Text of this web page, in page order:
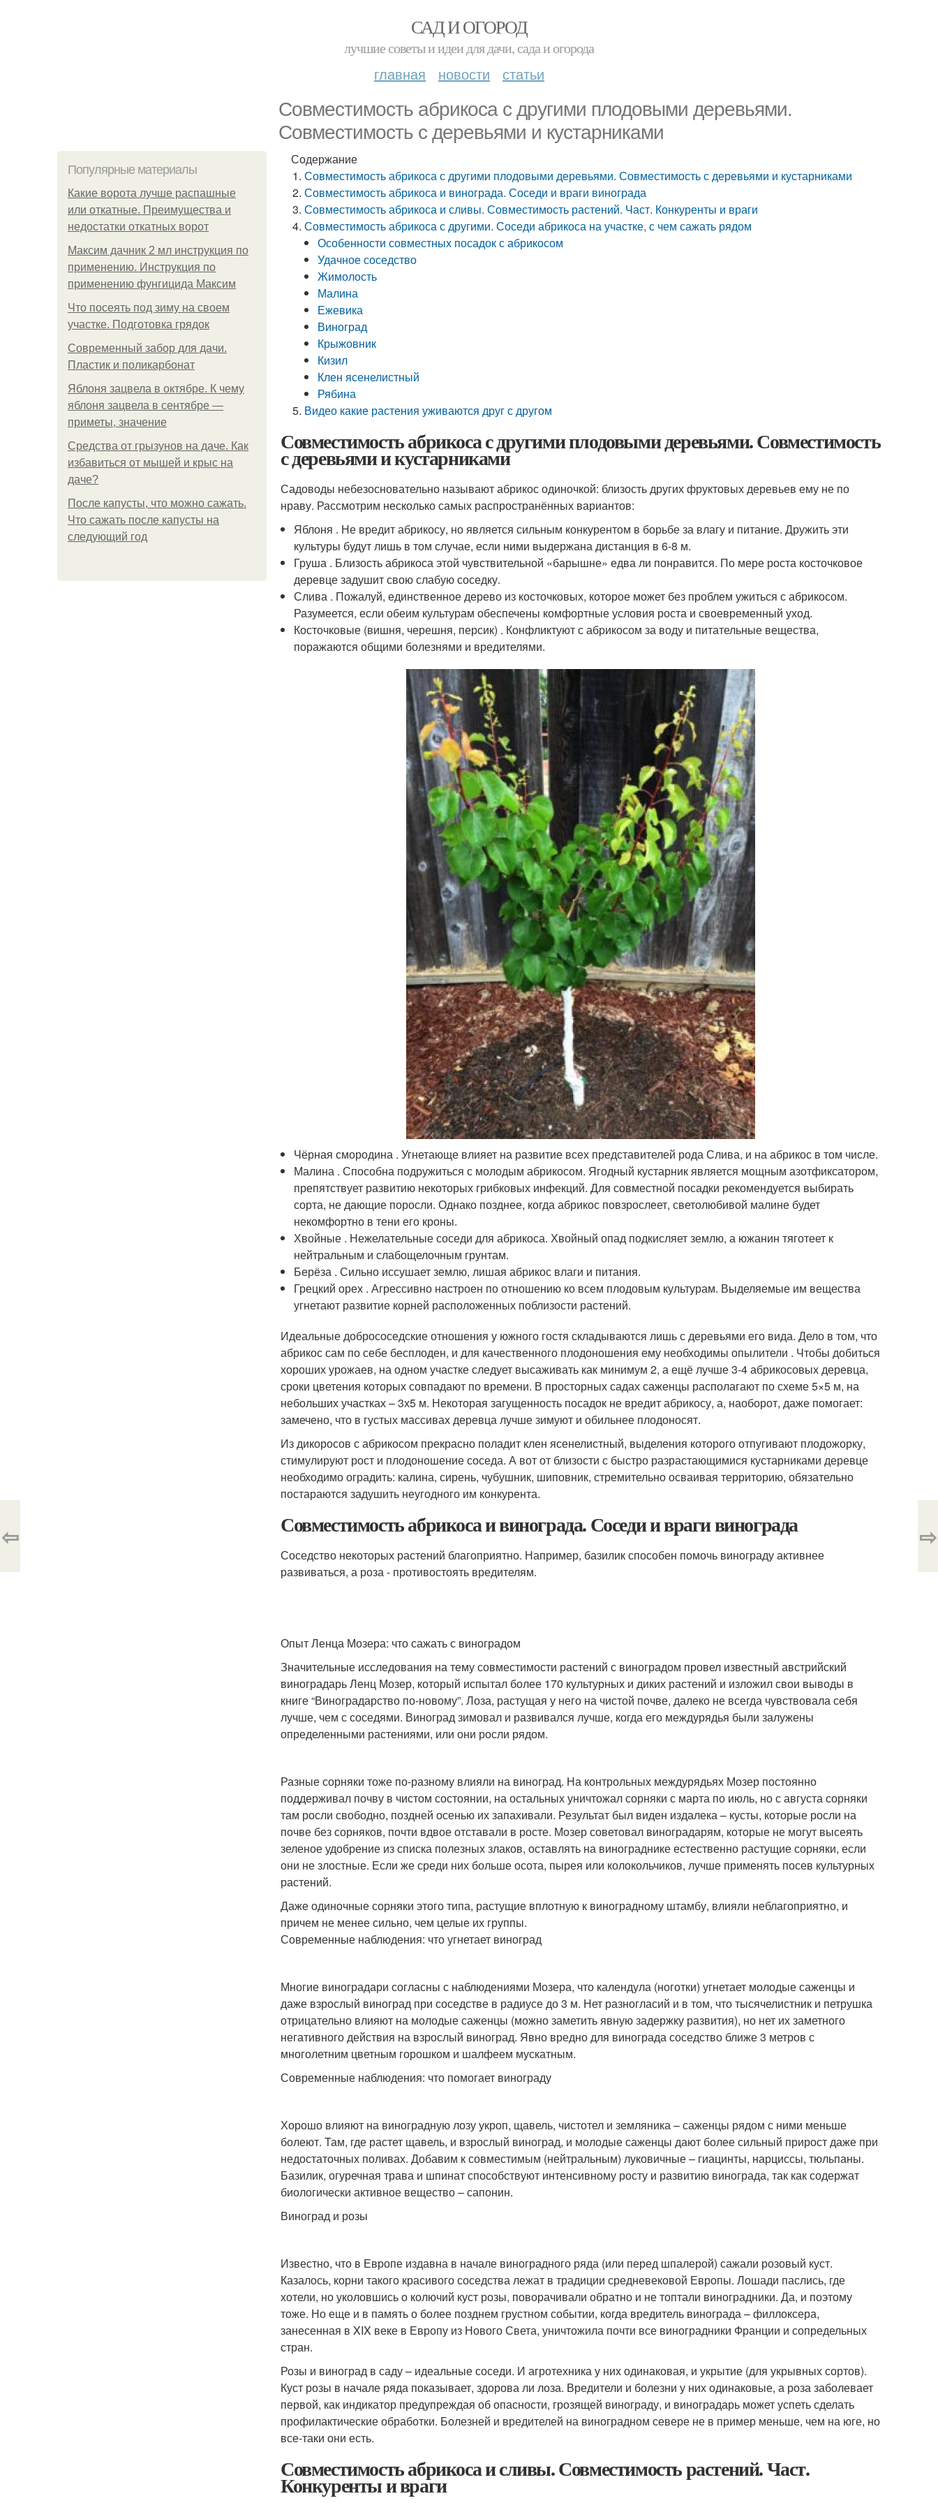
САД И ОГОРОД
лучшие советы и идеи для дачи, сада и огорода
главная новости статьи
Совместимость абрикоса с другими плодовыми деревьями.
Совместимость с деревьями и кустарниками
Популярные материалы
Какие ворота лучше распашные
или откатные. Преимущества и
недостатки откатных ворот
Максим дачник 2 мл инструкция по
применению. Инструкция по
применению фунгицида Максим
Что посеять под зиму на своем
участке. Подготовка грядок
Современный забор для дачи.
Пластик и поликарбонат
Яблоня зацвела в октябре. К чему
яблоня зацвела в сентябре —
приметы, значение
Средства от грызунов на даче. Как
избавиться от мышей и крыс на
даче?
После капусты, что можно сажать.
Что сажать после капусты на
следующий год
Содержание
Совместимость абрикоса с другими плодовыми деревьями. Совместимость с деревьями и кустарниками
Совместимость абрикоса и винограда. Соседи и враги винограда
Совместимость абрикоса и сливы. Совместимость растений. Част. Конкуренты и враги
Совместимость абрикоса с другими. Соседи абрикоса на участке, с чем сажать рядом
Особенности совместных посадок с абрикосом
Удачное соседство
Жимолость
Малина
Ежевика
Виноград
Крыжовник
Кизил
Клен ясенелистный
Рябина
Видео какие растения уживаются друг с другом
Совместимость абрикоса с другими плодовыми деревьями. Совместимость
с деревьями и кустарниками
Садоводы небезосновательно называют абрикос одиночкой: близость других фруктовых деревьев ему не по
нраву. Рассмотрим несколько самых распространённых вариантов:
Яблоня . Не вредит абрикосу, но является сильным конкурентом в борьбе за влагу и питание. Дружить эти
культуры будут лишь в том случае, если ними выдержана дистанция в 6-8 м.
Груша . Близость абрикоса этой чувствительной «барышне» едва ли понравится. По мере роста косточковое
деревце задушит свою слабую соседку.
Слива . Пожалуй, единственное дерево из косточковых, которое может без проблем ужиться с абрикосом.
Разумеется, если обеим культурам обеспечены комфортные условия роста и своевременный уход.
Косточковые (вишня, черешня, персик) . Конфликтуют с абрикосом за воду и питательные вещества,
поражаются общими болезнями и вредителями.
Чёрная смородина . Угнетающе влияет на развитие всех представителей рода Слива, и на абрикос в том числе.
Малина . Способна подружиться с молодым абрикосом. Ягодный кустарник является мощным азотфиксатором,
препятствует развитию некоторых грибковых инфекций. Для совместной посадки рекомендуется выбирать
сорта, не дающие поросли. Однако позднее, когда абрикос повзрослеет, светолюбивой малине будет
некомфортно в тени его кроны.
Хвойные . Нежелательные соседи для абрикоса. Хвойный опад подкисляет землю, а южанин тяготеет к
нейтральным и слабощелочным грунтам.
Берёза . Сильно иссушает землю, лишая абрикос влаги и питания.
Грецкий орех . Агрессивно настроен по отношению ко всем плодовым культурам. Выделяемые им вещества
угнетают развитие корней расположенных поблизости растений.
Идеальные добрососедские отношения у южного гостя складываются лишь с деревьями его вида. Дело в том, что
абрикос сам по себе бесплоден, и для качественного плодоношения ему необходимы опылители . Чтобы добиться
хороших урожаев, на одном участке следует высаживать как минимум 2, а ещё лучше 3-4 абрикосовых деревца,
сроки цветения которых совпадают по времени. В просторных садах саженцы располагают по схеме 5×5 м, на
небольших участках – 3х5 м. Некоторая загущенность посадок не вредит абрикосу, а, наоборот, даже помогает:
замечено, что в густых массивах деревца лучше зимуют и обильнее плодоносят.
Из дикоросов с абрикосом прекрасно поладит клен ясенелистный, выделения которого отпугивают плодожорку,
стимулируют рост и плодоношение соседа. А вот от близости с быстро разрастающимися кустарниками деревце
необходимо оградить: калина, сирень, чубушник, шиповник, стремительно осваивая территорию, обязательно
постараются задушить неугодного им конкурента.
Совместимость абрикоса и винограда. Соседи и враги винограда
Соседство некоторых растений благоприятно. Например, базилик способен помочь винограду активнее
развиваться, а роза - противостоять вредителям.
Опыт Ленца Мозера: что сажать с виноградом
Значительные исследования на тему совместимости растений с виноградом провел известный австрийский
виноградарь Ленц Мозер, который испытал более 170 культурных и диких растений и изложил свои выводы в
книге “Виноградарство по-новому”. Лоза, растущая у него на чистой почве, далеко не всегда чувствовала себя
лучше, чем с соседями. Виноград зимовал и развивался лучше, когда его междурядья были залужены
определенными растениями, или они росли рядом.
Разные сорняки тоже по-разному влияли на виноград. На контрольных междурядьях Мозер постоянно
поддерживал почву в чистом состоянии, на остальных уничтожал сорняки с марта по июль, но с августа сорняки
там росли свободно, поздней осенью их запахивали. Результат был виден издалека – кусты, которые росли на
почве без сорняков, почти вдвое отставали в росте. Мозер советовал виноградарям, которые не могут высеять
зеленое удобрение из списка полезных злаков, оставлять на винограднике естественно растущие сорняки, если
они не злостные. Если же среди них больше осота, пырея или колокольчиков, лучше применять посев культурных
растений.
Даже одиночные сорняки этого типа, растущие вплотную к виноградному штамбу, влияли неблагоприятно, и
причем не менее сильно, чем целые их группы.
Современные наблюдения: что угнетает виноград
Многие виноградари согласны с наблюдениями Мозера, что календула (ноготки) угнетает молодые саженцы и
даже взрослый виноград при соседстве в радиусе до 3 м. Нет разногласий и в том, что тысячелистник и петрушка
отрицательно влияют на молодые саженцы (можно заметить явную задержку развития), но нет их заметного
негативного действия на взрослый виноград. Явно вредно для винограда соседство ближе 3 метров с
многолетним цветным горошком и шалфеем мускатным.
Современные наблюдения: что помогает винограду
Хорошо влияют на виноградную лозу укроп, щавель, чистотел и земляника – саженцы рядом с ними меньше
болеют. Там, где растет щавель, и взрослый виноград, и молодые саженцы дают более сильный прирост даже при
недостаточных поливах. Добавим к совместимым (нейтральным) луковичные – гиацинты, нарциссы, тюльпаны.
Базилик, огуречная трава и шпинат способствуют интенсивному росту и развитию винограда, так как содержат
биологически активное вещество – сапонин.
Виноград и розы
Известно, что в Европе издавна в начале виноградного ряда (или перед шпалерой) сажали розовый куст.
Казалось, корни такого красивого соседства лежат в традиции средневековой Европы. Лошади паслись, где
хотели, но уколовшись о колючий куст розы, поворачивали обратно и не топтали виноградники. Да, и поэтому
тоже. Но еще и в память о более позднем грустном событии, когда вредитель винограда – филлоксера,
занесенная в XIX веке в Европу из Нового Света, уничтожила почти все виноградники Франции и сопредельных
стран.
Розы и виноград в саду – идеальные соседи. И агротехника у них одинаковая, и укрытие (для укрывных сортов).
Куст розы в начале ряда показывает, здорова ли лоза. Вредители и болезни у них одинаковые, а роза заболевает
первой, как индикатор предупреждая об опасности, грозящей винограду, и виноградарь может успеть сделать
профилактические обработки. Болезней и вредителей на виноградном севере не в пример меньше, чем на юге, но
все-таки они есть.
Совместимость абрикоса и сливы. Совместимость растений. Част.
Конкуренты и враги
⇦ ⇨